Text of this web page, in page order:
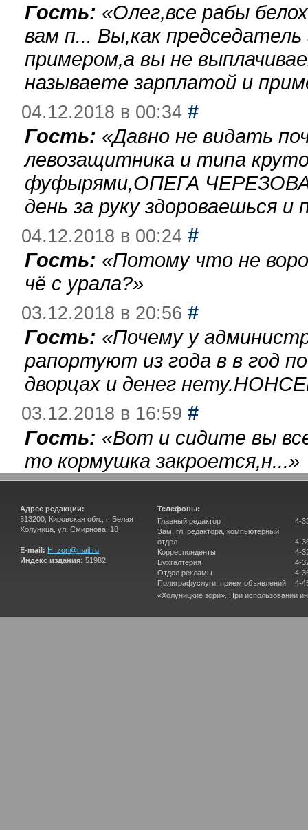
Гость: «Олег,все рабы
вам п... Вы,как
примером,а вы не
называете зарплатой и
04.12.2018 в 00:34 #
Гость: «Давно не видать
левозащитника и типа
фуфырями,ОПЕГА
день за руку здороваешься
04.12.2018 в 00:24 #
Гость: «Потому что не
чё с урала?»
03.12.2018 в 20:56 #
Гость: «Почему у
рапортуют из года в в год
дворцах и денег
03.12.2018 в 16:59 #
Гость: «Вот и сидите вы
то кормушка закроется,н...»
Адрес редакции:
613200, Кировская обл., г. Белая
Холуница, ул. Смирнова, 18
E-mail: H_zori@mail.ru
Индекс издания: 51982
Телефоны:
Главный редактор
Зам. гл. редактора, компьютерный
отдел
Корреспонденты
Бухгалтерия
Отдел рекламы
Полиграфуслуги, прием объявлений
4-
4-
4-
4-
4-
4-
«Холуницкие зори». При использовании